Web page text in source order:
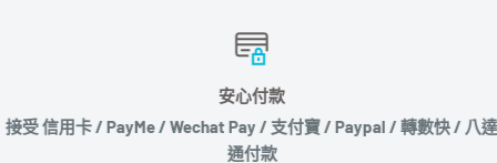
安心付款
接受 信用卡 / PayMe / Wechat Pay / 支付寶 / Paypal / 轉數快 / 八達
通付款